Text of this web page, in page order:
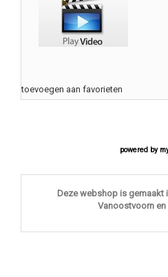
toevoegen aan favorieten
powered by
Deze webshop is gemaakt
Vanoostvoorn